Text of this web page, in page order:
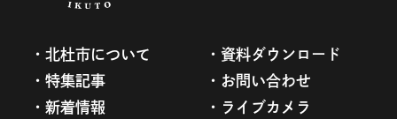
北杜市について
資料ダウンロード
特集記事
お問い合わせ
新着情報
ライブカメラ